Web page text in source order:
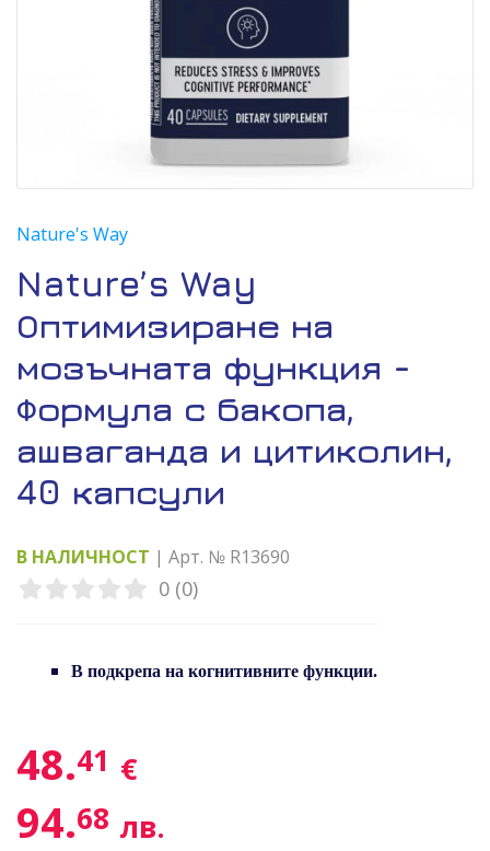
Nature's Way
Nature’s Way
Оптимизиране на
мозъчната функция -
Формула с бакопа,
ашваганда и цитиколин,
40 капсули
В НАЛИЧНОСТ | Арт. № R13690
0 (0)
В подкрепа на когнитивните функции.
48.41 €
94.68 лв.